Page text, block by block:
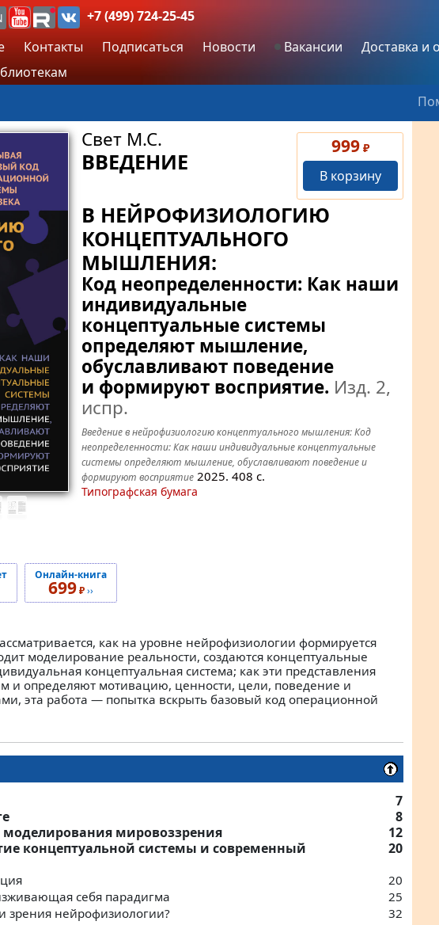
+7 (499) 724-25-45
Контакты Подписаться Новости Вакансии
Доставка и
999₽
В корзину
Свет М.С.
ВВЕДЕНИЕ
В НЕЙРОФИЗИОЛОГИЮ
КОНЦЕПТУАЛЬНОГО
МЫШЛЕНИЯ:
Код неопределенности: Как наши
индивидуальные
концептуальные системы
определяют мышление,
обуславливают поведение
и формируют восприятие. Изд. 2,
испр.
Введение в нейрофизиологию концептуального мышления: Код
неопределенности: Как наши индивидуальные концептуальные
системы определяют мышление, обуславливают поведение и
формируют восприятие2025. 408 с.
Типографская бумага
Онлайн-книга
699₽››
как на уровне нейрофизиологии формируется
моделирование реальности, создаются концептуальные
концептуальная система; как эти представления
и определяют мотивацию, ценности, цели, поведение и
эта работа — попытка вскрыть базовый код операционной
7
8
моделирования мировоззрения
12
концептуальной системы и современный
20
20
себя парадигма
25
зрения нейрофизиологии?
32